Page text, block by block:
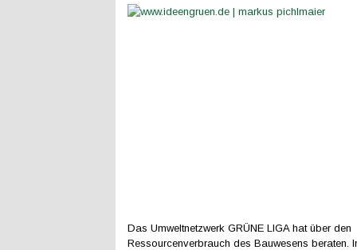
Das Umweltnetzwerk GRÜNE LIGA hat über den
Ressourcenverbrauch des Bauwesens beraten.